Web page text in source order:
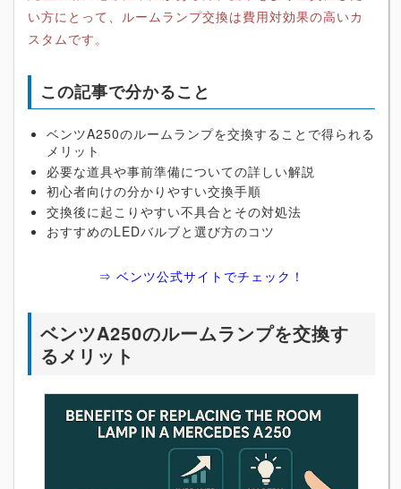
い方にとって、ルームランプ交換は費用対効果の高いカ
スタムです。
この記事で分かること
ベンツA250のルームランプを交換することで得られる
メリット
必要な道具や事前準備についての詳しい解説
初心者向けの分かりやすい交換手順
交換後に起こりやすい不具合とその対処法
おすすめのLEDバルブと選び方のコツ
⇒ ベンツ公式サイトでチェック！
ベンツA250のルームランプを交換す
るメリット